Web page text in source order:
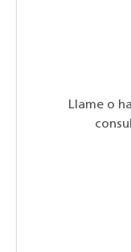
Llame o